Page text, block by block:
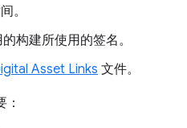
。
构建所使用的签名。
Asset Links 文件。